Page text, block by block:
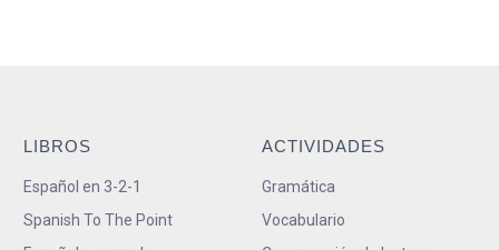
LIBROS
Español en 3-2-1
Spanish To The Point
ACTIVIDADES
Gramática
Vocabulario